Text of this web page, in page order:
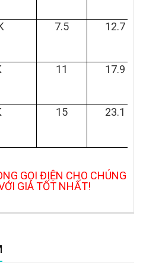
7.5 12.7
11 17.9
15 23.1
GỌI ĐIỆN CHO CHÚNG
GIÁ TỐT NHẤT!